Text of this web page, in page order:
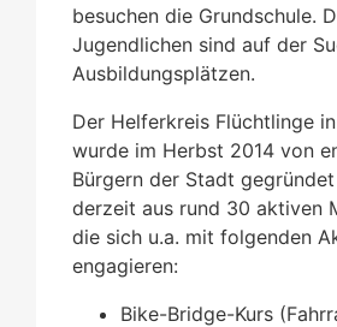
besuchen die Grundschule.
Jugendlichen sind auf der
Ausbildungsplätzen.
Der Helferkreis Flüchtlinge
wurde im Herbst 2014 von
Bürgern der Stadt
derzeit aus rund 30 aktiven
die sich u.a. mit folgenden
engagieren:
Bike-Bridge-Kurs